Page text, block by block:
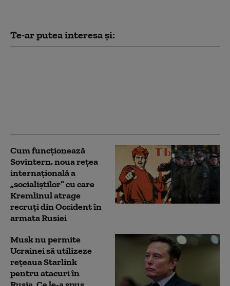
Te-ar putea interesa și:
Cum funcționează
Sovintern, noua rețea
internațională a
„socialiștilor” cu care
Kremlinul atrage
recruți din Occident în
armata Rusiei
Musk nu permite
Ucrainei să utilizeze
reţeaua Starlink
pentru atacuri în